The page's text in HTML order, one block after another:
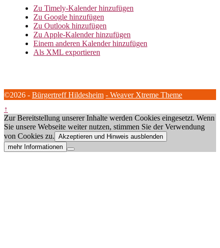
Zu Timely-Kalender hinzufügen
Zu Google hinzufügen
Zu Outlook hinzufügen
Zu Apple-Kalender hinzufügen
Einem anderen Kalender hinzufügen
Als XML exportieren
©2026 - Bürgertreff Hildesheim - Weaver Xtreme Theme
↑
Zur Bereitstellung unserer Inhalte werden Cookies eingesetzt. Wenn
Sie unsere Webseite weiter nutzen, stimmen Sie der Verwendung
von Cookies zu. Akzeptieren und Hinweis ausblenden
mehr Informationen